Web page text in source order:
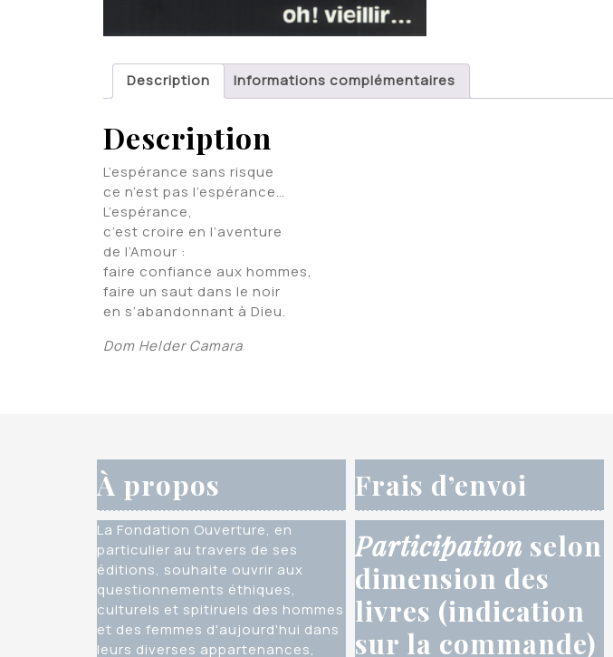
Description Informations complémentaires
Description
L’espérance sans risque
ce n’est pas l’espérance…
L’espérance,
c’est croire en l’aventure
de l’Amour :
faire confiance aux hommes,
faire un saut dans le noir
en s’abandonnant à Dieu.
Dom Helder Camara
À propos
La Fondation Ouverture, en
particulier au travers de ses
éditions, souhaite ouvrir aux
questionnements éthiques,
culturels et spitiruels des hommes
et des femmes d'aujourd'hui dans
leurs diverses appartenances,
Frais d’envoi
Participation selon
dimension des
livres (indication
sur la commande)